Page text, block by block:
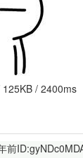
/ 2400ms
前